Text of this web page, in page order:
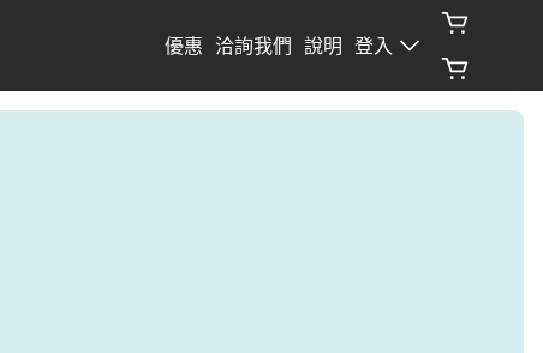
優惠 洽詢我們 說明 登入